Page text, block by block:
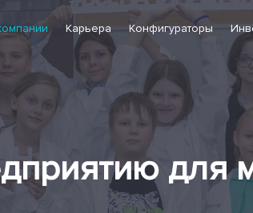
Карьера Конфигураторы
для